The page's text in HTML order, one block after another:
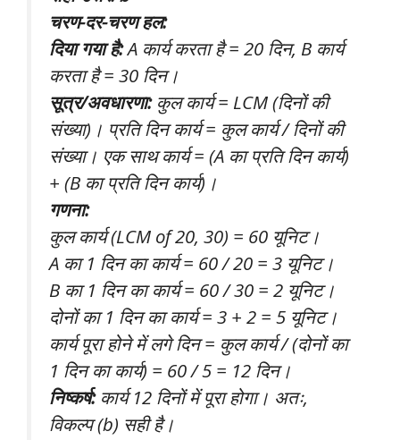
चरण-दर-चरण हल:
दिया गया है:A कार्य करता है = 20 दिन, B कार्य
करता है = 30 दिन।
सूत्र/अवधारणा:कुल कार्य = LCM (दिनों की
संख्या)। प्रति दिन कार्य = कुल कार्य / दिनों की
संख्या। एक साथ कार्य = (A का प्रति दिन कार्य)
+ (B का प्रति दिन कार्य)।
गणना:
कुल कार्य (LCM of 20, 30) = 60 यूनिट।
A का 1 दिन का कार्य = 60 / 20 = 3 यूनिट।
B का 1 दिन का कार्य = 60 / 30 = 2 यूनिट।
दोनों का 1 दिन का कार्य = 3 + 2 = 5 यूनिट।
कार्य पूरा होने में लगे दिन = कुल कार्य / (दोनों का
1 दिन का कार्य) = 60 / 5 = 12 दिन।
निष्कर्ष:कार्य 12 दिनों में पूरा होगा। अतः,
विकल्प (b) सही है।